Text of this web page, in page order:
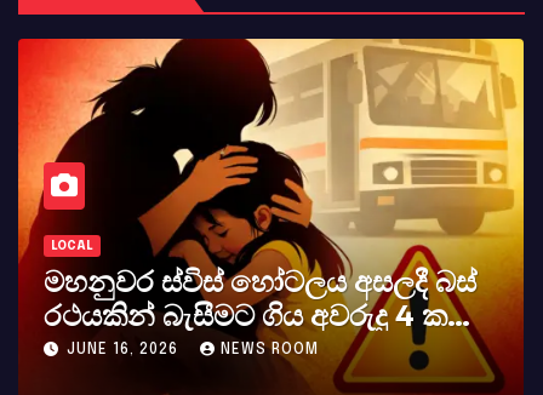
ස්විස් හෝටලය අසලදී බස්
බැසීමට ගිය අවරුදු 4 ක
දියණියක් වැටේ
16, 2026 NEWS ROOM
කර්නල්
අභාවය
MAY 23,